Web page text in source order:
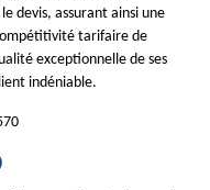
devis, assurant ainsi une
tarifaire de
exceptionnelle de ses
indéniable.